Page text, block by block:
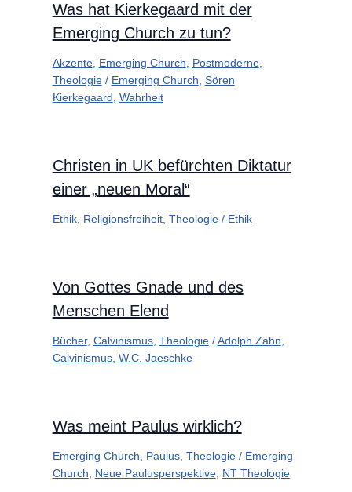
Was hat Kierkegaard mit der
Emerging Church zu tun?
Akzente, Emerging Church, Postmoderne,
Theologie/ Emerging Church, Sören
Kierkegaard, Wahrheit
Christen in UK befürchten Diktatur
einer „neuen Moral“
Ethik, Religionsfreiheit, Theologie/ Ethik
Von Gottes Gnade und des
Menschen Elend
Bücher, Calvinismus, Theologie/Adolph Zahn,
Calvinismus, W.C. Jaeschke
Was meint Paulus wirklich?
Emerging Church, Paulus, Theologie/ Emerging
Church, Neue Paulusperspektive, NT Theologie